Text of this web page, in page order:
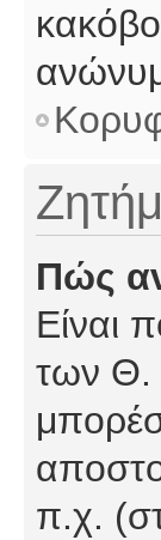
Πώς
Είναι
των Θ.
π.χ.